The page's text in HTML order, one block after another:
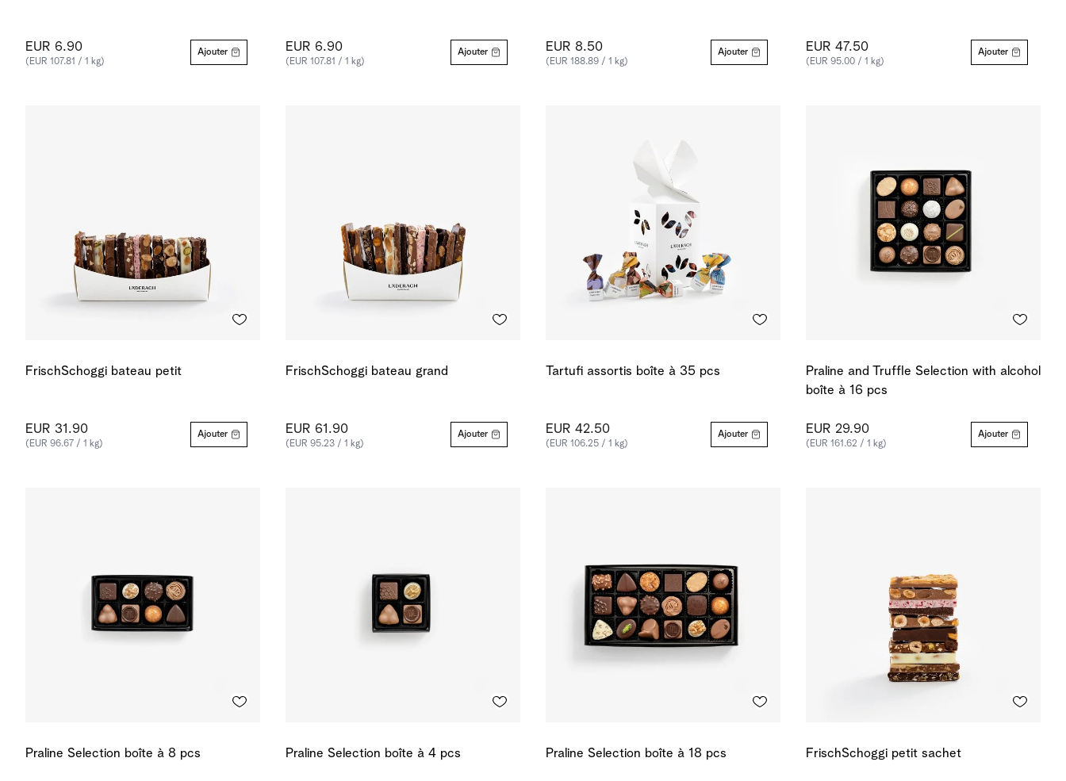
EUR 6.90
(EUR 107.81 / 1 kg)
Ajouter EUR 6.90
(EUR 107.81 / 1 kg)
Ajouter EUR 8.50
(EUR 188.89 / 1 kg)
Ajouter EUR 47.50
(EUR 95.00 / 1 kg)
Ajouter
FrischSchoggi bateau petit
EUR 31.90
(EUR 96.67 / 1 kg)
Ajouter
FrischSchoggi bateau grand
EUR 61.90
(EUR 95.23 / 1 kg)
Ajouter
Tartufi assortis boîte à 35 pcs
EUR 42.50
(EUR 106.25 / 1 kg)
Ajouter
Praline and Truffle Selection with alcohol
boîte à 16 pcs
EUR 29.90
(EUR 161.62 / 1 kg)
Ajouter
Praline Selection boîte à 8 pcs Praline Selection boîte à 4 pcs Praline Selection boîte à 18 pcs FrischSchoggi petit sachet